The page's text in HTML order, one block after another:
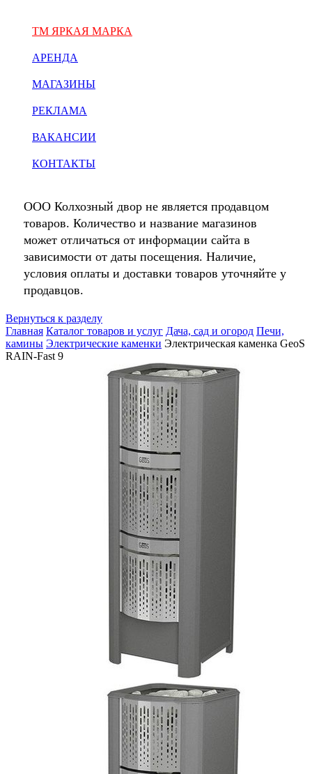
ТМ ЯРКАЯ МАРКА
АРЕНДА
МАГАЗИНЫ
РЕКЛАМА
ВАКАНСИИ
КОНТАКТЫ
ООО Колхозный двор не является продавцом
товаров. Количество и название магазинов
может отличаться от информации сайта в
зависимости от даты посещения. Наличие,
условия оплаты и доставки товаров уточняйте у
продавцов.
Вернуться к разделу
Главная Каталог товаров и услуг Дача, сад и огород Печи,
камины Электрические каменки Электрическая каменка GeoS
RAIN-Fast 9